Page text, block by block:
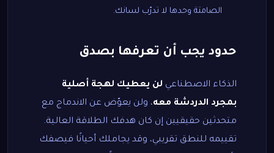
الصامتة وحدها لا تدرّب لسانك.
حدود يجب أن تعرفها بصدق
الذكاء الاصطناعي لن يعطيك لهجة أصلية
بمجرد الدردشة معه، ولن يعوّض عن الاندماج مع
متحدثين حقيقيين إن كان هدفك الطلاقة العالية.
تقييمه للنطق تقريبي، وقد يجاملك أحيانًا فيصفك